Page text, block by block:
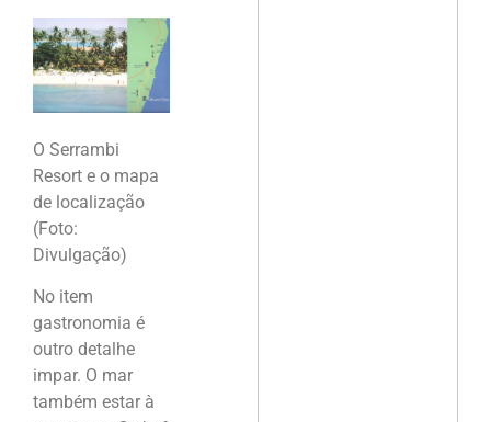
O Serrambi
Resort e o mapa
de localização
(Foto:
Divulgação)
No item
gastronomia é
outro detalhe
impar. O mar
também estar à